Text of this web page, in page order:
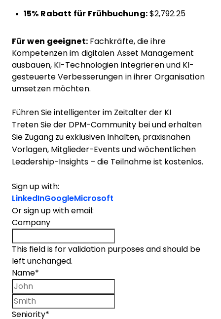
15% Rabatt für Frühbuchung:$2,792.25
Für wen geeignet:Fachkräfte, die ihre
Kompetenzen im digitalen Asset Management
ausbauen, KI-Technologien integrieren und KI-
gesteuerte Verbesserungen in ihrer Organisation
umsetzen möchten.
Führen Sie intelligenter im Zeitalter der KI
Treten Sie der DPM-Community bei und erhalten
Sie Zugang zu exklusiven Inhalten, praxisnahen
Vorlagen, Mitglieder-Events und wöchentlichen
Leadership-Insights – die Teilnahme ist kostenlos.
Sign up with:
LinkedInGoogleMicrosoft
Or sign up with email:
Company
This field is for validation purposes and should be
left unchanged.
Name*
Seniority*